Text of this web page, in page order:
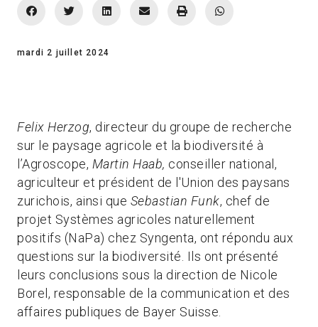
mardi 2 juillet 2024
Felix Herzog, directeur du groupe de recherche
sur le paysage agricole et la biodiversité à
l’Agroscope, Martin Haab, conseiller national,
agriculteur et président de l'Union des paysans
zurichois, ainsi que Sebastian Funk, chef de
projet Systèmes agricoles naturellement
positifs (NaPa) chez Syngenta, ont répondu aux
questions sur la biodiversité. Ils ont présenté
leurs conclusions sous la direction de Nicole
Borel, responsable de la communication et des
affaires publiques de Bayer Suisse.